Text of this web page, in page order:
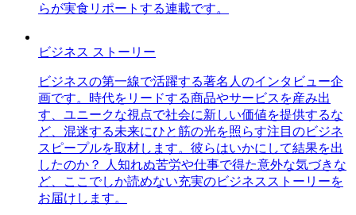
らが実食リポートする連載です。
ビジネス ストーリー
ビジネスの第一線で活躍する著名人のインタビュー企
画です。時代をリードする商品やサービスを産み出
す、ユニークな視点で社会に新しい価値を提供するな
ど、混迷する未来にひと筋の光を照らす注目のビジネ
スピープルを取材します。彼らはいかにして結果を出
したのか？ 人知れぬ苦労や仕事で得た意外な気づきな
ど、ここでしか読めない充実のビジネスストーリーを
お届けします。